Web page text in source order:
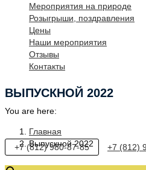
Мероприятия на природе
Розыгрыши, поздравления
Цены
Наши мероприятия
Отзывы
Контакты
ВЫПУСКНОЙ 2022
You are here:
Главная
Выпускной 2022
+7 (812) 980-87-85 +7 (812)